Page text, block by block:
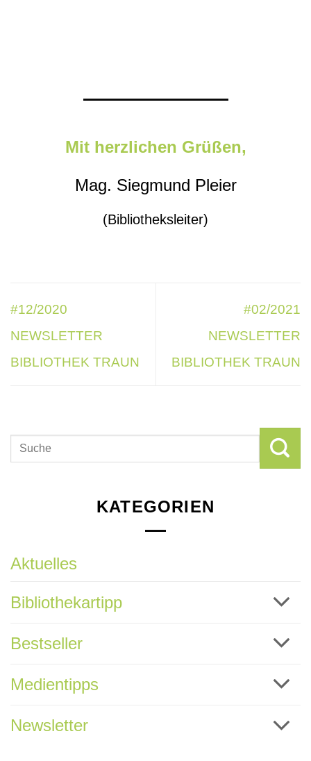
Mit herzlichen Grüßen,
Mag. Siegmund Pleier
(Bibliotheksleiter)
#12/2020
NEWSLETTER
BIBLIOTHEK TRAUN
#02/2021
NEWSLETTER
BIBLIOTHEK TRAUN
KATEGORIEN
Aktuelles
Bibliothekartipp
Bestseller
Medientipps
Newsletter